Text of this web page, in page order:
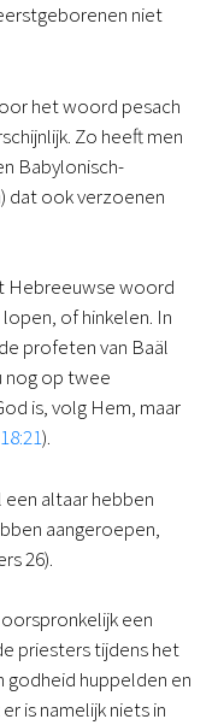
niet
het woord pesach
Zo heeft men
Babylonisch-
dat ook verzoenen
Hebreeuwse woord
of hinkelen. In
profeten van Baäl
nog op twee
is, volg Hem, maar
).
altaar hebben
aangeroepen,
26).
een
priesters tijdens het
godheid huppelden en
is namelijk niets in